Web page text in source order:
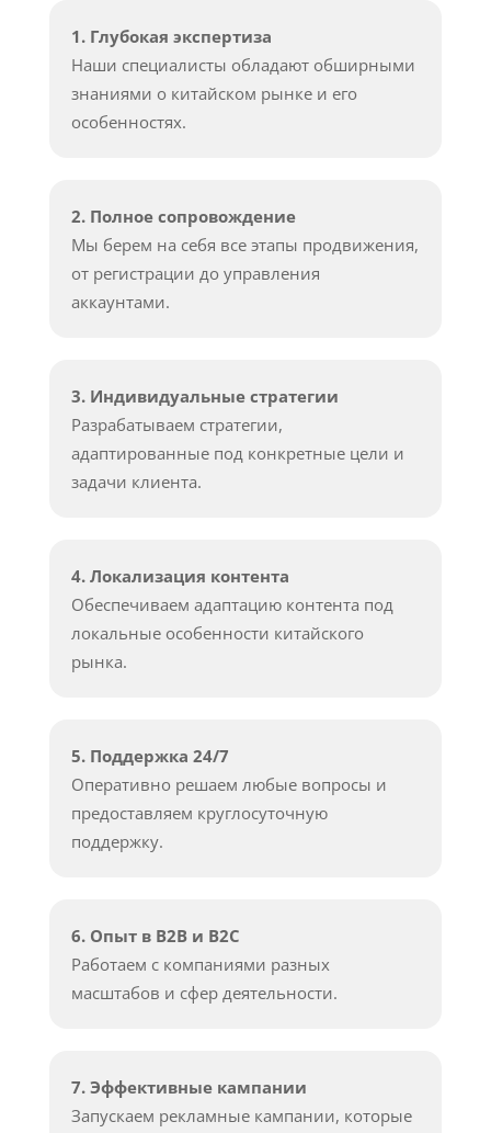
1. Глубокая экспертиза
Наши специалисты обладают обширными
знаниями о китайском рынке и его
особенностях.
2. Полное сопровождение
Мы берем на себя все этапы продвижения,
от регистрации до управления
аккаунтами.
3. Индивидуальные стратегии
Разрабатываем стратегии,
адаптированные под конкретные цели и
задачи клиента.
4. Локализация контента
Обеспечиваем адаптацию контента под
локальные особенности китайского
рынка.
5. Поддержка 24/7
Оперативно решаем любые вопросы и
предоставляем круглосуточную
поддержку.
6. Опыт в B2B и B2C
Работаем с компаниями разных
масштабов и сфер деятельности.
7. Эффективные кампании
Запускаем рекламные кампании, которые